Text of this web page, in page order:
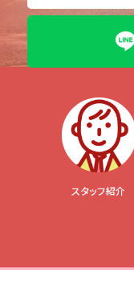
スタッフ紹介